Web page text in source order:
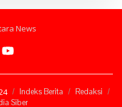
Indeks Berita
Redaksi
Siber